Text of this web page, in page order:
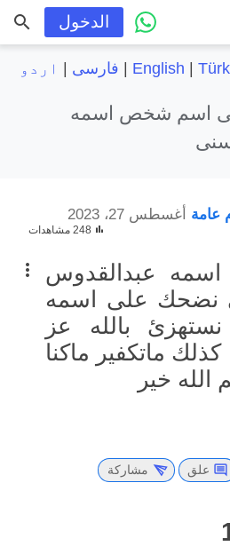
الدخول
English فارسی اردو
اسم شخص اسمه
عامة أغسطس 27، 2023
248 مشاهدات
اسمه عبدالقدوس
نضحك على اسمه
بالله عز
كذلك ماتكفير ماكنا
الله خير
علق مشاركة